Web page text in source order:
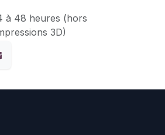
à 48 heures (hors
3D)